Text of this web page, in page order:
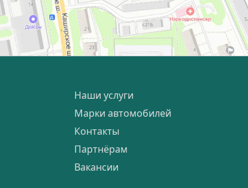
Наши услуги
Марки автомобилей
Контакты
Партнёрам
Вакансии